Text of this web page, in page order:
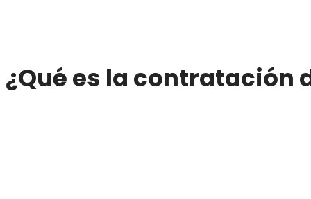
¿Qué es la contratación